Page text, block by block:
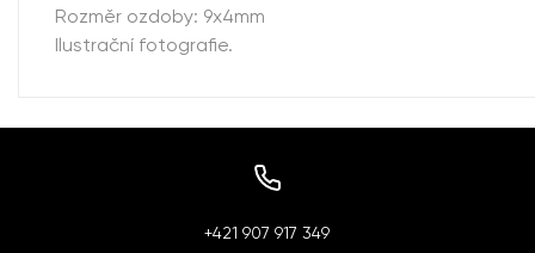
Rozměr ozdoby: 9x4mm
Ilustrační fotografie.
+421 907 917 349